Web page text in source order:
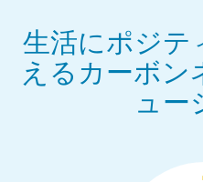
生活にポジテ
えるカーボン
ュー